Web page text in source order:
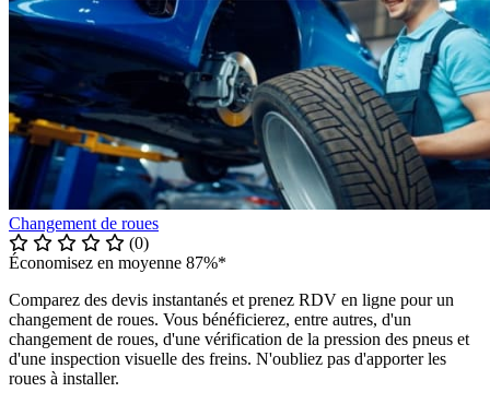
Changement de roues
(0)
Économisez en moyenne 87%*
Comparez des devis instantanés et prenez RDV en ligne pour un
changement de roues. Vous bénéficierez, entre autres, d'un
changement de roues, d'une vérification de la pression des pneus et
d'une inspection visuelle des freins. N'oubliez pas d'apporter les
roues à installer.